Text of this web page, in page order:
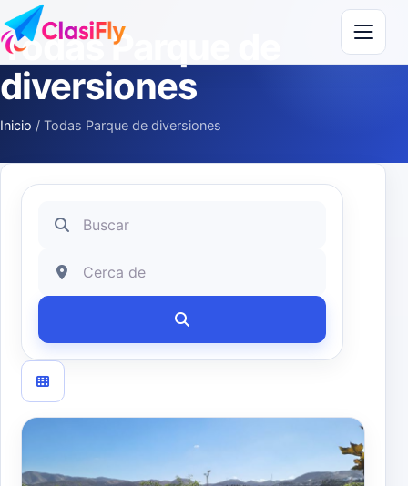
Saltar al contenido
Todas Parque de
diversiones
Inicio / Todas Parque de diversiones
Buscar